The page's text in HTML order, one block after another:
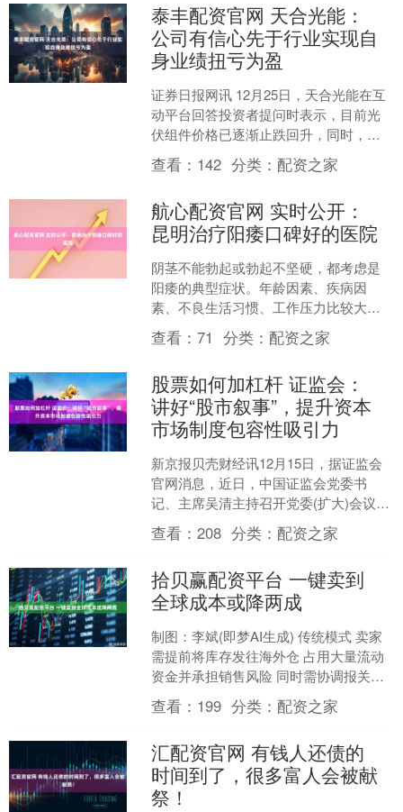
泰丰配资官网 天合光能：
公司有信心先于行业实现自
身业绩扭亏为盈
证券日报网讯 12月25日，天合光能在互
动平台回答投资者提问时表示，目前光
伏组件价格已逐渐止跌回升，同时，公
司储能系统2025年预计出货超8GWh，出
货量较去年....
查看： 142 分类：配资之家
航心配资官网 实时公开：
昆明治疗阳痿口碑好的医院
阴茎不能勃起或勃起不坚硬，都考虑是
阳痿的典型症状。年龄因素、疾病因
素、不良生活习惯、工作压力比较大、
生活环境因素、精神紧张、夫妻关系不
睦等，都可导致阳痿。做妻子....
查看：71 分类：配资之家
股票如何加杠杆 证监会：
讲好“股市叙事”，提升资本
市场制度包容性吸引力
新京报贝壳财经讯12月15日，据证监会
官网消息，近日，中国证监会党委书
记、主席吴清主持召开党委(扩大)会议，
传达学习中央经济工作会议精神，结合
全国金融系统工作会....
查看：208 分类：配资之家
拾贝赢配资平台 一键卖到
全球成本或降两成
制图：李斌(即梦AI生成) 传统模式 卖家
需提前将库存发往海外仓 占用大量流动
资金并承担销售风险 同时需协调报关清
关、多段运输、库存调拨等环节 智能模
式 卖家可....
查看： 199 分类：配资之家
汇配资官网 有钱人还债的
时间到了，很多富人会被献
祭！